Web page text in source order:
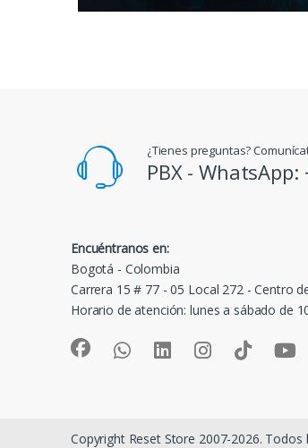
¿Tienes preguntas?
PBX -
Encuéntranos en:
Bogotá - Colombia
Carrera 15 # 77 - 05 Local 272 - Centro
Horario de atención: lunes a sábado de
Copyright Reset Store 2007-2026. Todos